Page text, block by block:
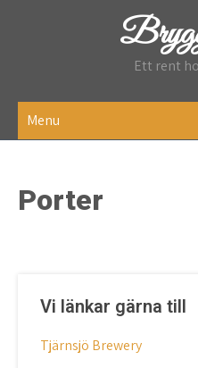
Ett rent
Menu
Porter
Vi länkar gärna till
Tjärnsjö Brewery